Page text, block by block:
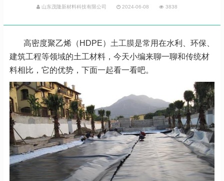
山东茂隆新材料科技有限公司 2024-06-08 3838
高密度聚乙烯（HDPE） 土工膜是常用在水利、环保、
建筑工程等领域的土工材料，今天小编来聊一聊和传统材
料相比，它的优势，下面一起看一看吧。